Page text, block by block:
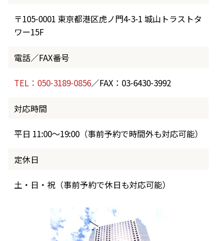
〒105-0001 東京都港区虎ノ門4-3-1 城山トラストタ
ワー15F
電話／FAX番号
TEL：050-3189-0856／FAX：03-6430-3992
対応時間
平日 11:00～19:00（事前予約で時間外も対応可能）
定休日
土・日・祝（事前予約で休日も対応可能）